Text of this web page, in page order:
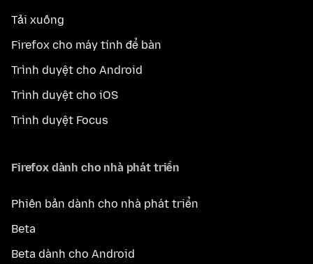
Tải xuống
Firefox cho máy tính để bàn
Trình duyệt cho Android
Trình duyệt cho iOS
Trình duyệt Focus
Firefox dành cho nhà phát triển
Phiên bản dành cho nhà phát triển
Beta
Beta dành cho Android